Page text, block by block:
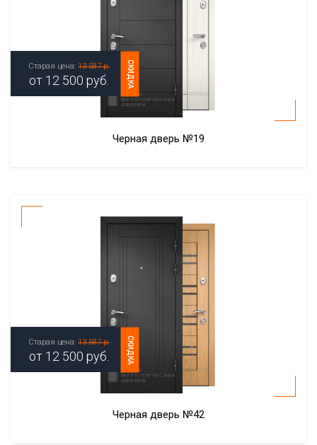
СКИДКА
Старая цена: 13 587 р.
от 12 500 руб.
Черная дверь №19
СКИДКА
Старая цена: 13 587 р.
от 12 500 руб.
Черная дверь №42